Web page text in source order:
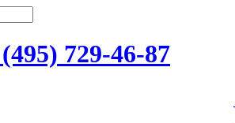
729-46-87